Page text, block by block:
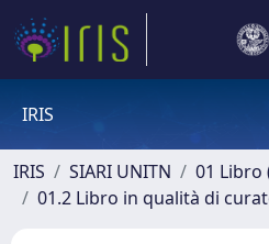
IRIS
IRIS SIARI UNITN
01 Libro
01.2 Libro in qualità di